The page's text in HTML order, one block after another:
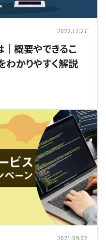
2022.12.27
｜概要やできるこ
わかりやすく解説
2021.09.02